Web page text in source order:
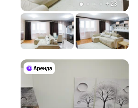
+ 23